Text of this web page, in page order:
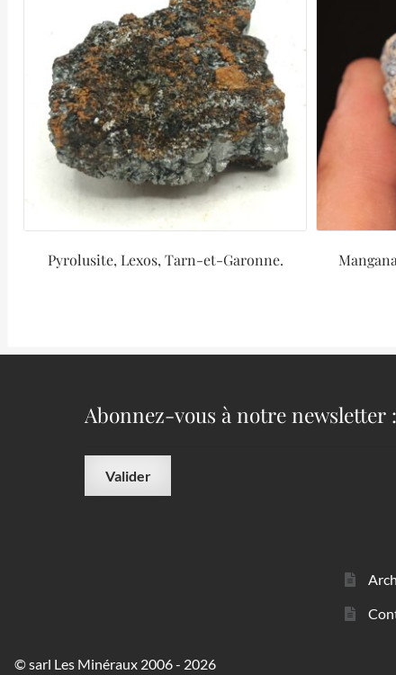
Pyrolusite, Lexos, Tarn-et-Garonne.
Abonnez-vous à notre newsletter
© sarl Les Minéraux 2006 - 2026